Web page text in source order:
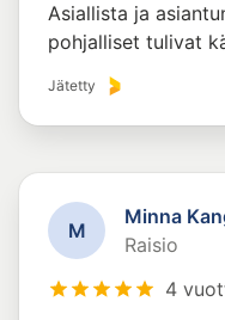
Asiallista ja
pohjalliset tulivat
Jätetty
M
Minna
Raisio
4